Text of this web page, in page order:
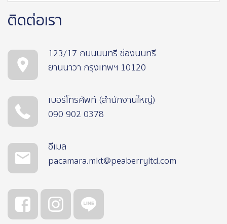
ติดต่อเรา
123/17 ถนนนนทรี ช่องนนทรี
ยานนาวา กรุงเทพฯ 10120
เบอร์โทรศัพท์ (สำนักงานใหญ่)
090 902 0378
อีเมล
pacamara.mkt@peaberryltd.com